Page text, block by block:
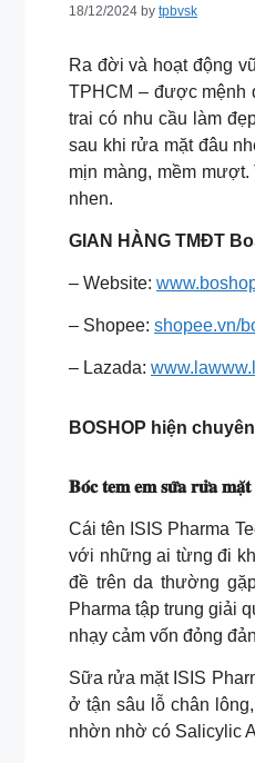
18/12/2024 by tpbvsk
Ra đời và hoạt động
TPHCM – được mệnh
trai có nhu cầu làm
sau khi rửa mặt đâu
mịn màng, mềm
nhen.
GIAN HÀNG TMĐT
– Website:
– Shopee: shopee.vn/
– Lazada:
BOSHOP hiện
𝐁𝐨́𝐜 𝐭𝐞𝐦 𝐞𝐦 𝐬𝐮̛̃𝐚 𝐫𝐮̛̉𝐚 𝐦𝐚̣̆𝐭
Cái tên ISIS Pharma
với những ai từng đi
đề trên da thường
Pharma tập trung giải
nhạy cảm vốn đỏng
Sữa rửa mặt ISIS
ở tận sâu lỗ chân
nhờn nhờ có Salicylic